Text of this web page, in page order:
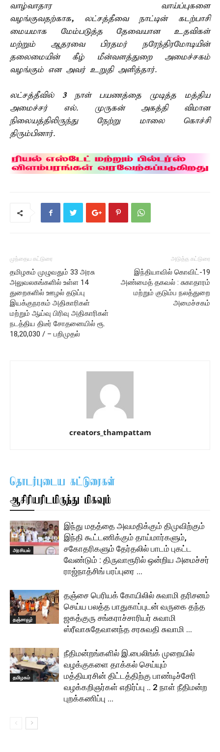
வாழ்வாதார வாய்ப்புகளை
வழங்குவதற்காக,
லட்சத்தீவை நாட்டின் கடற்பாசி
மையமாக மேம்படுத்த தேவையான உதவிகள்
மற்றும் ஆதரவை பிரதமர் நரேந்திரமோடியின்
தலைமையின் கீழ் மீன்வளத்துறை அமைச்சகம்
வழங்கும் என அவர் உறுதி அளித்தார்.
லட்சத்தீவில் 3
நாள் பயணத்தை முடித்த மத்திய
அமைச்சர் எல். முருகன் அகத்தி விமான
நிலையத்திலிருந்து நேற்று மாலை கொச்சி
திரும்பினார்.
முந்தைய கட்டுரை
தமிழகம் முழுவதும் 33 அரசு
அலுவலகங்களில் உள்ள 14
துறைகளில் ஊழல் தடுப்பு
இயக்குநரகம் அதிகாரிகள்
மற்றும் ஆய்வு பிரிவு அதிகாரிகள்
நடத்திய திடீர் சோதனையில் ரூ.
18,20,030 / – பறிமுதல்
அடுத்த கட்டுரை
இந்தியாவில் கொவிட்-19
அண்மைத் தகவல் : சுகாதாரம்
மற்றும் குடும்ப நலத்துறை
அமைச்சகம்
creators_thampattam
தொடர்புடைய கட்டுரைகள்
ஆசிரியரிடமிருந்து மிகவும்
அரசியல்
இந்து மதத்தை அவமதிக்கும் திமுவிற்கும்
இந்தி கூட்டணிக்கும் தாய்மார்களும்,
சகோதரிகளும் தேர்தலில் பாடம் புகட்ட
வேண்டும் : திருவாரூரில் ஒன்றிய அமைச்சர்
ராஜ்நாத்சிங் பரப்புரை …
தஞ்சாவூர்
தஞ்சை பெரியக் கோயிலில் சுவாமி தரிசனம்
செய்ய பலத்த பாதுகாப்புடன் வருகை தந்த
ஜகத்குரு சங்கராச்சாரியர் சுவாமி
ஸ்ரீவாசுதேவானந்த சரசுவதி சுவாமி …
தமிழகம்
நீதிமன்றங்களில் இ.பைலிங்க் முறையில்
வழக்குகளை தாக்கல் செய்யும்
மத்தியரசின் திட்டத்திற்கு பாண்டிச்சேரி
வழக்கறிஞர்கள் எதிர்ப்பு .. 2 நாள் நீதிமன்ற
புறக்கணிப்பு …